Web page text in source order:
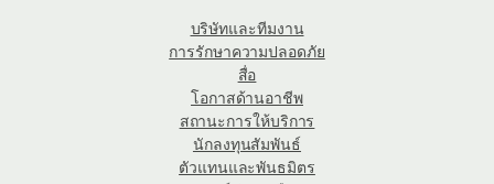
บริษัทและทีมงาน
การรักษาความปลอดภัย
สื่อ
โอกาสด้านอาชีพ
สถานะการให้บริการ
นักลงทุนสัมพันธ์
ตัวแทนและพันธมิตร